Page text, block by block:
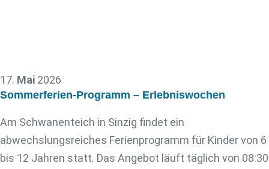
17. Mai 2026
Sommerferien-Programm – Erlebniswochen
Am Schwanenteich in Sinzig findet ein
abwechslungsreiches Ferienprogramm für Kinder von 6
bis 12 Jahren statt. Das Angebot läuft täglich von 08:30